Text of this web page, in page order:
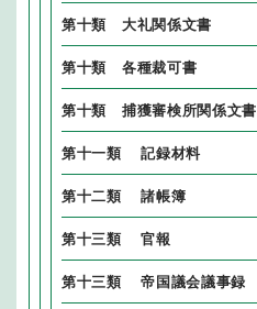
第十類 大礼関係文書
第十類 各種裁可書
第十類 捕獲審検所関係文書
第十一類 記録材料
第十二類 諸帳簿
第十三類 官報
第十三類 帝国議会議事録